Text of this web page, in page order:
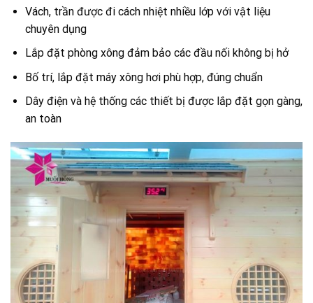
Vách, trần được đi cách nhiệt nhiều lớp với vật liệu
chuyên dụng
Lắp đặt phòng xông đảm bảo các đầu nối không bị hở
Bố trí, lắp đặt máy xông hơi phù hợp, đúng chuẩn
Dây điện và hệ thống các thiết bị được lắp đặt gọn gàng,
an toàn